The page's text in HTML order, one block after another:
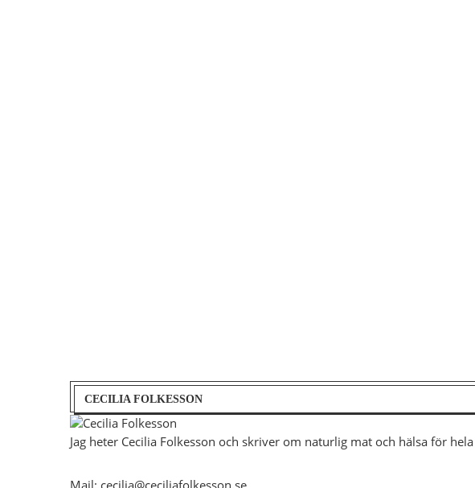
CECILIA FOLKESSON
Jag heter Cecilia Folkesson och skriver om naturlig mat och hälsa för
Mail: cecilia@ceciliafolkesson.se